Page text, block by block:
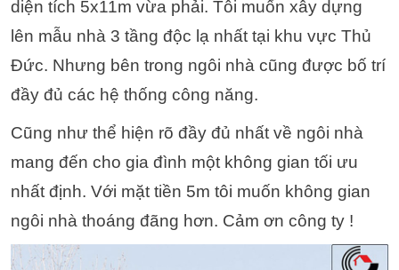
diện tích 5x11m vừa phải. Tôi muốn xây dựng
lên mẫu nhà 3 tầng độc lạ nhất tại khu vực Thủ
Đức. Nhưng bên trong ngôi nhà cũng được bố trí
đầy đủ các hệ thống công năng.
Cũng như thể hiện rõ đầy đủ nhất về ngôi nhà
mang đến cho gia đình một không gian tối ưu
nhất định. Với mặt tiền 5m tôi muốn không gian
ngôi nhà thoáng đãng hơn. Cảm ơn công ty !